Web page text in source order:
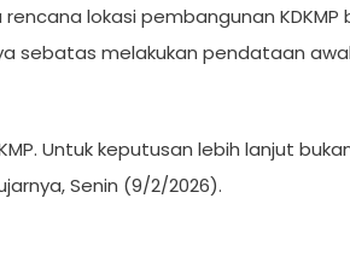
lokasi pembangunan
sebatas melakukan pendataan
Untuk keputusan lebih lanjut
Senin (9/2/2026).